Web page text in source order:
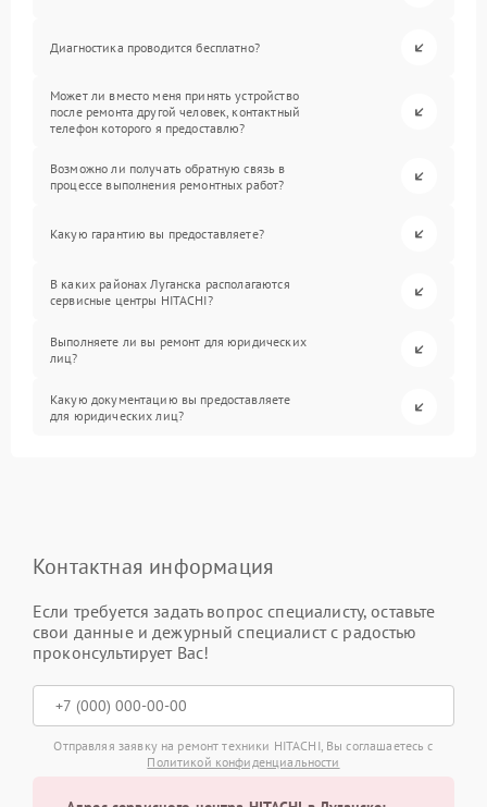
Диагностика проводится бесплатно?
Может ли вместо меня принять устройство
после ремонта другой человек, контактный
телефон которого я предоставлю?
Возможно ли получать обратную связь в
процессе выполнения ремонтных работ?
Какую гарантию вы предоставляете?
В каких районах Луганска располагаются
сервисные центры HITACHI?
Выполняете ли вы ремонт для юридических
лиц?
Какую документацию вы предоставляете
для юридических лиц?
Контактная информация
Если требуется задать вопрос специалисту, оставьте
свои данные и дежурный специалист с радостью
проконсультирует Вас!
Отправляя заявку на ремонт техники HITACHI, Вы соглашаетесь с
Политикой конфиденциальности